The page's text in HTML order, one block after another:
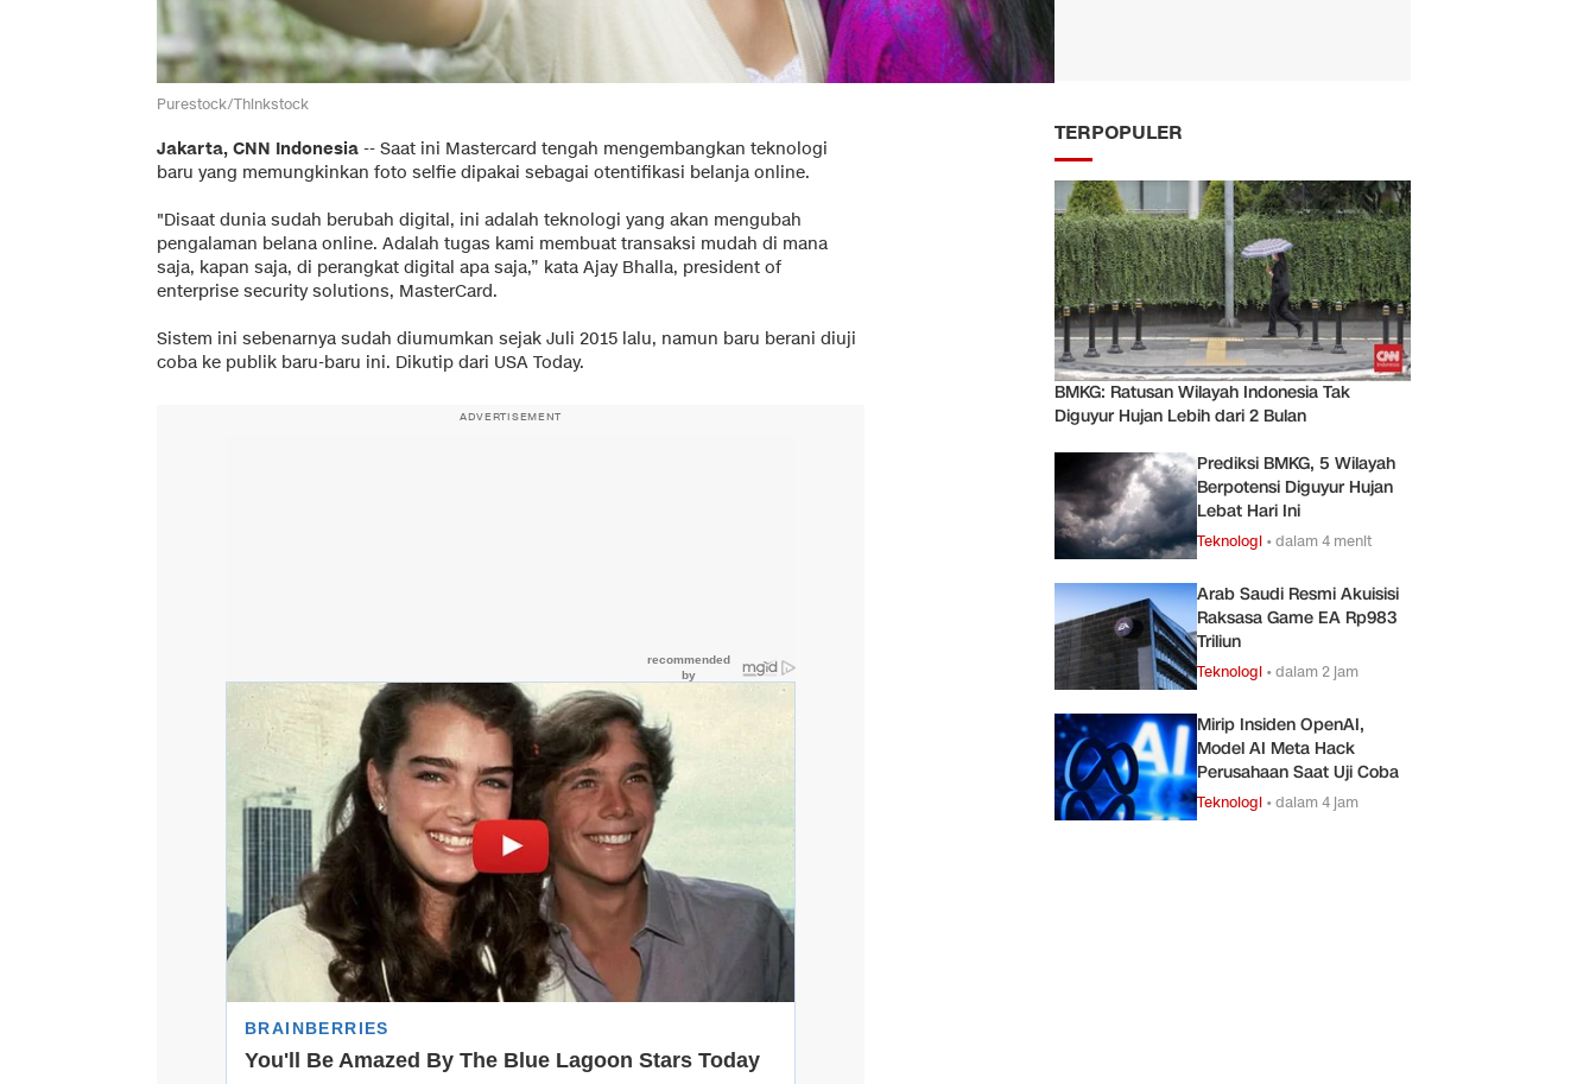
Purestock/Thinkstock
Jakarta, CNN Indonesia -- Saat ini Mastercard tengah mengembangkan teknologi
baru yang memungkinkan foto selfie dipakai sebagai otentifikasi belanja online.
"Disaat dunia sudah berubah digital, ini adalah teknologi yang akan mengubah
pengalaman belana online. Adalah tugas kami membuat transaksi mudah di mana
saja, kapan saja, di perangkat digital apa saja,” kata Ajay Bhalla, president of
enterprise security solutions, MasterCard.
Sistem ini sebenarnya sudah diumumkan sejak Juli 2015 lalu, namun baru berani diuji
coba ke publik baru-baru ini. Dikutip dari USA Today.
ADVERTISEMENT
TERPOPULER
BMKG: Ratusan Wilayah Indonesia Tak
Diguyur Hujan Lebih dari 2 Bulan
Prediksi BMKG, 5 Wilayah
Berpotensi Diguyur Hujan
Lebat Hari Ini
Teknologi •dalam 4 menit
Arab Saudi Resmi Akuisisi
Raksasa Game EA Rp983
Triliun
Teknologi •dalam 2 jam
Mirip Insiden OpenAI,
Model AI Meta Hack
Perusahaan Saat Uji Coba
Teknologi •dalam 4 jam